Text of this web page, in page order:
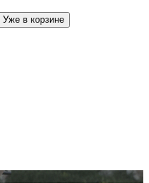
Уже в корзине